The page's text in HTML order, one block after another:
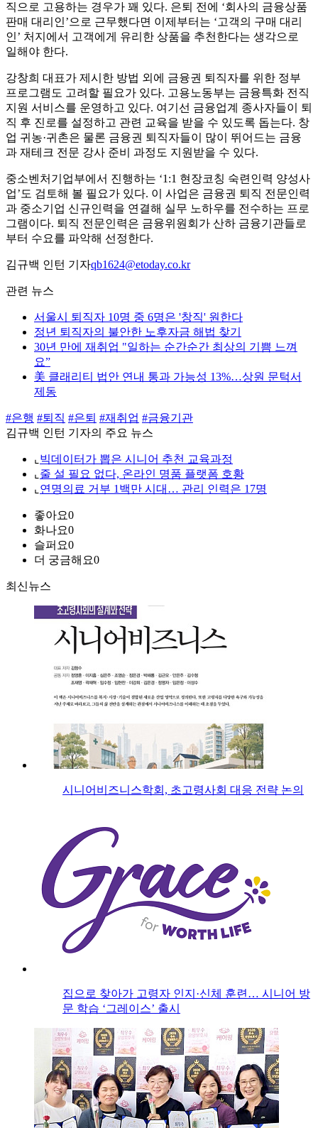
직으로 고용하는 경우가 꽤 있다. 은퇴 전에 ‘회사의 금융상품
판매 대리인’으로 근무했다면 이제부터는 ‘고객의 구매 대리
인’ 처지에서 고객에게 유리한 상품을 추천한다는 생각으로
일해야 한다.
강창희 대표가 제시한 방법 외에 금융권 퇴직자를 위한 정부
프로그램도 고려할 필요가 있다. 고용노동부는 금융특화 전직
지원 서비스를 운영하고 있다. 여기선 금융업계 종사자들이 퇴
직 후 진로를 설정하고 관련 교육을 받을 수 있도록 돕는다. 창
업 귀농·귀촌은 물론 금융권 퇴직자들이 많이 뛰어드는 금융
과 재테크 전문 강사 준비 과정도 지원받을 수 있다.
중소벤처기업부에서 진행하는 ‘1:1 현장코칭 숙련인력 양성사
업’도 검토해 볼 필요가 있다. 이 사업은 금융권 퇴직 전문인력
과 중소기업 신규인력을 연결해 실무 노하우를 전수하는 프로
그램이다. 퇴직 전문인력은 금융위원회가 산하 금융기관들로
부터 수요를 파악해 선정한다.
김규백 인턴 기자qb1624@etoday.co.kr
관련 뉴스
서울시 퇴직자 10명 중 6명은 '창직' 원한다
정년 퇴직자의 불안한 노후자금 해법 찾기
30년 만에 재취업 "일하는 순간순간 최상의 기쁨 느껴
요”
美 클래리티 법안 연내 통과 가능성 13%…상원 문턱서
제동
#은행 #퇴직 #은퇴 #재취업 #금융기관
김규백 인턴 기자의 주요 뉴스
⌞ 빅데이터가 뽑은 시니어 추천 교육과정
⌞ 줄 설 필요 없다, 온라인 명품 플랫폼 호황
⌞ 연명의료 거부 1백만 시대… 관리 인력은 17명
좋아요0
화나요0
슬퍼요0
더 궁금해요0
최신뉴스
시니어비즈니스학회, 초고령사회 대응 전략 논의
집으로 찾아가 고령자 인지·신체 훈련… 시니어 방
문 학습 ‘그레이스’ 출시